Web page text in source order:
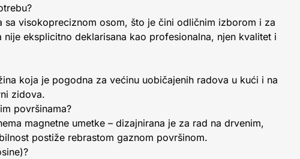
sa visokopreciznom osom, što je čini odličnim izborom i za
eksplicitno deklarisana kao profesionalna, njen kvalitet i
koja je pogodna za većinu uobičajenih radova u kući i na
zidova.
površinama?
magnetne umetke – dizajnirana je za rad na drvenim,
postiže rebrastom gaznom površinom.